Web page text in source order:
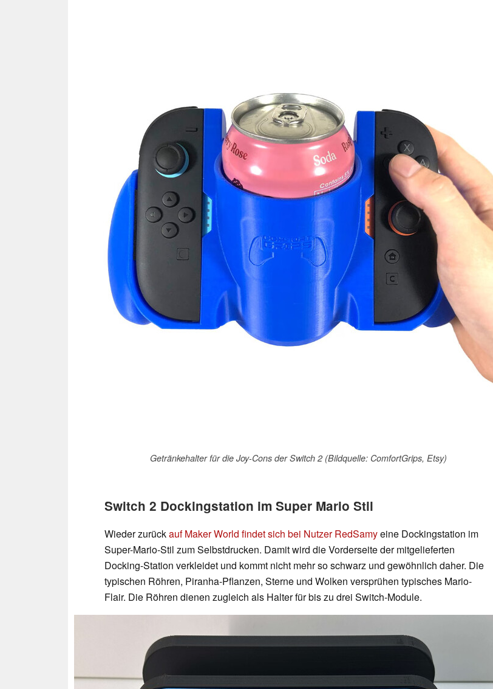
Getränkehalter für die Joy-Cons der Switch 2 (Bildquelle: ComfortGrips, Etsy)
Switch 2 Dockingstation im Super Mario Stil
Wieder zurückauf Maker World findet sich bei Nutzer RedSamyeine Dockingstation im
Super-Mario-Stil zum Selbstdrucken. Damit wird die Vorderseite der mitgelieferten
Docking-Station verkleidet und kommt nicht mehr so schwarz und gewöhnlich daher. Die
typischen Röhren, Piranha-Pflanzen, Sterne und Wolken versprühen typisches Mario-
Flair. Die Röhren dienen zugleich als Halter für bis zu drei Switch-Module.